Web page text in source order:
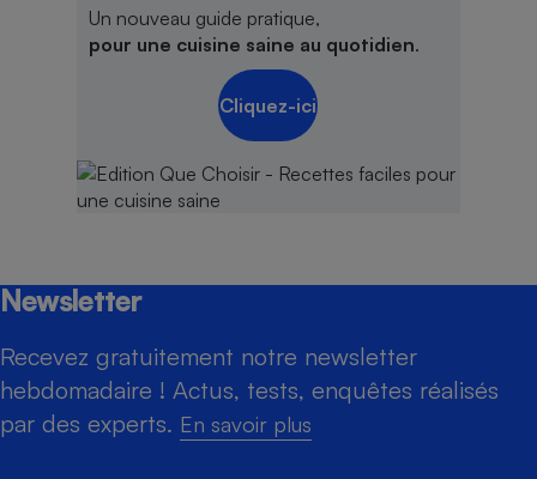
Un nouveau guide pratique,
pour une cuisine saine au quotidien.
Cliquez-ici
Newsletter
Recevez gratuitement notre newsletter
hebdomadaire ! Actus, tests, enquêtes réalisés
par des experts. En savoir plus